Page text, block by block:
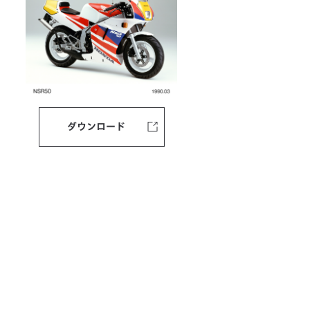
ダウンロード